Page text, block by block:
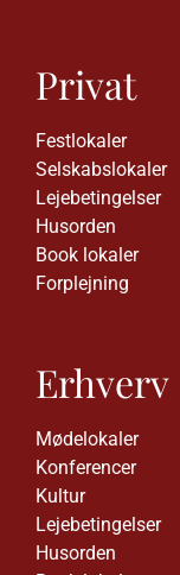
Privat
Festlokaler
Selskabslokaler
Lejebetingelser
Husorden
Book lokaler
Forplejning
Erhverv
Mødelokaler
Konferencer
Kultur
Lejebetingelser
Husorden